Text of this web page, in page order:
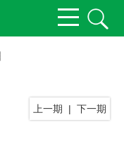
上一期 | 下一期